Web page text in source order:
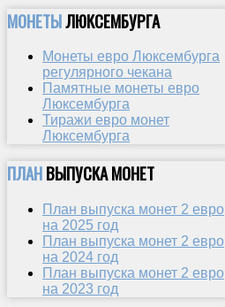
МОНЕТЫЛЮКСЕМБУРГА
Монеты евро Люксембурга
регулярного чекана
Памятные монеты евро
Люксембурга
Тиражи евро монет
Люксембурга
ПЛАНВЫПУСКА МОНЕТ
План выпуска монет 2 евро
на 2025 год
План выпуска монет 2 евро
на 2024 год
План выпуска монет 2 евро
на 2023 год